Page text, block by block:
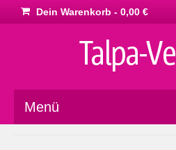
Dein Warenkorb - 0,00 €
Menü